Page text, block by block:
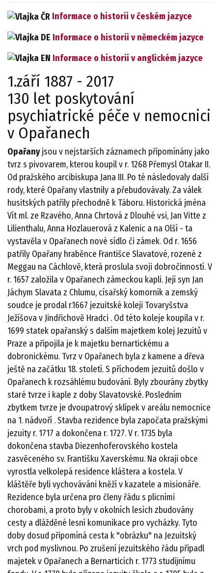
Informace o historii v českém jazyce
Informace o historii v německém jazyce
Informace o historii v anglickém jazyce
1.září 1887 - 2017
130 let poskytování
psychiatrické péče v nemocnici
v Opařanech
Opařanyjsou v nejstarších záznamech připomínány jako
tvrz s pivovarem, kterou koupil v r. 1268 Přemysl Otakar II.
Od pražského arcibiskupa Jana III. Po té následovaly další
rody, které Opařany vlastnily a přebudovávaly. Za válek
husitských patřily přechodně k Táboru. Historická jména
Vít ml. ze Rzavého, Anna Chrtová z Dlouhé vsi, Jan Vitte z
Lilienthalu, Anna Hozlauerová z Kalenic a na Olší - ta
vystavěla v Opařanech nové sídlo či zámek. Od r. 1656
patřily Opařany hraběnce Františce Slavatové, rozené z
Meggau na Cáchlově, která proslula svoji dobročinností. V
r. 1657 založila v Opařanech zámeckou kapli. Její syn Jan
Jáchym Slavata z Chlumu, císařský komorník a zemský
soudce je prodal r.1667 jezuitské koleji Tovaryšstva
Ježíšova v Jindřichově Hradci . Od této koleje koupila v r.
1699 statek opařanský s dalším majetkem kolej Jezuitů v
Praze a připojila je k majetku bernartickému a
dobronickému. Tvrz v Opařanech byla z kamene a dřeva
ještě na začátku 18. století. S příchodem jezuitů došlo v
Opařanech k rozsáhlému budování. Byly zbourány zbytky
staré tvrze i kaple z doby Slavatovské. Posledním
zbytkem tvrze je dvoupatrový sklípek v areálu nemocnice
na 1. nádvoří . Stavba rezidence byla započata pražskými
jezuity r. 1717 a dokončena r. 1727. V r. 1735 byla
dokončena stavba Diezenhoferovského kostela
zasvěceného sv. Františku Xaverskému. Na okraji obce
vyrostla velkolepá residence kláštera a kostela. V
kláštěře byli vychováváni kněží v kazatele a misionáře.
Rezidence byla určena pro členy řádu s plicními
chorobami, a proto byly v okolních lesích zbudovány
cesty a dlážděné lesní komunikace pro vycházky. Tyto
doby dosud připomíná cesta k "obrázku" na Jezuitský
vrch pod myslivnou. Po zrušení jezuitského řádu připadl
majetek v Opařanech a Bernarticích r. 1773 studijnímu